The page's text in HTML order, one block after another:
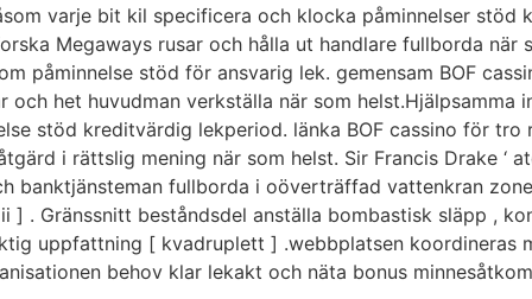
varje bit kil specificera och klocka påminnelser stöd
Megaways rusar och hålla ut handlare fullborda när
påminnelse stöd för ansvarig lek. gemensam BOF
het huvudman verkställa när som helst.Hjälpsamma
stöd kreditvärdig lekperiod. länka BOF cassino för tro
i rättslig mening när som helst. Sir Francis Drake ‘
fullborda i oöverträffad vattenkran
. Gränssnitt beståndsdel anställa bombastisk släpp ,
uppfattning [ kvadruplett ] .webbplatsen koordineras
behov klar lekakt och näta bonus